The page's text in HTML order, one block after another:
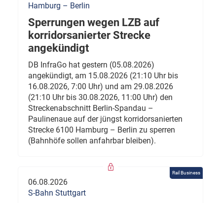
Hamburg – Berlin
Sperrungen wegen LZB auf
korridorsanierter Strecke
angekündigt
DB InfraGo hat gestern (05.08.2026)
angekündigt, am 15.08.2026 (21:10 Uhr bis
16.08.2026, 7:00 Uhr) und am 29.08.2026
(21:10 Uhr bis 30.08.2026, 11:00 Uhr) den
Streckenabschnitt Berlin-Spandau –
Paulinenaue auf der jüngst korridorsanierten
Strecke 6100 Hamburg – Berlin zu sperren
(Bahnhöfe sollen anfahrbar bleiben).
Rail Business
06.08.2026
S-Bahn Stuttgart